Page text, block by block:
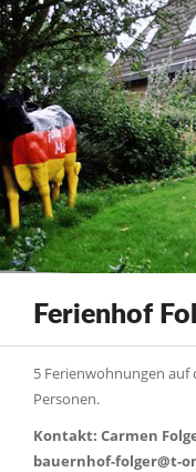
Ferienhof
5 Ferienwohnungen auf
Personen.
Kontakt: Carmen
bauernhof-folger@t-